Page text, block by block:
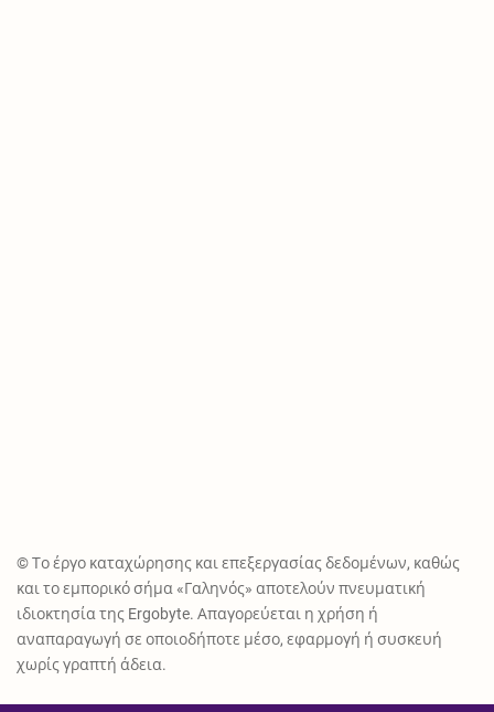
© Το έργο καταχώρησης και επεξεργασίας δεδομένων, καθώς
και το εμπορικό σήμα «Γαληνός» αποτελούν πνευματική
ιδιοκτησία της Ergobyte. Απαγορεύεται η χρήση ή
αναπαραγωγή σε οποιοδήποτε μέσο, εφαρμογή ή συσκευή
χωρίς γραπτή άδεια.